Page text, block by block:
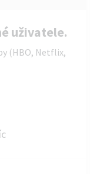
uživatele.
(HBO, Netflix,